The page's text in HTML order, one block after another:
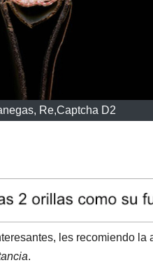
Re,Captcha D2
les recomiendo la
.